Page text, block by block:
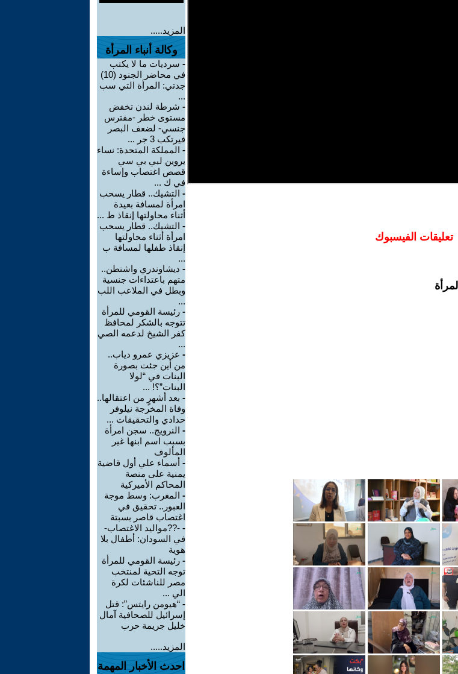
تعليقات الفيسبوك
المزيد.....
وكالة أنباء المرأة
- سرديات ما لا يكتب
في محاضر الجنود (10)
جدتي: المرأة التي سب
...
- شرطة لندن تخفض
مستوى خطر -مفترس
جنسي- لضعف البصر
فيرتكب 3 جر ...
- المملكة المتحدة: نساء
يروين لبي بي سي
قصص اغتصاب وإساءة
في ك ...
- التشيك.. قطار يسحب
امرأة لمسافة بعيدة
أثناء محاولتها إنقاذ ط ...
- التشيك.. قطار يسحب
امرأة أثناء محاولتها
إنقاذ طفلها لمسافة ب
...
- ديشاوندري واشنطن..
متهم باعتداءات جنسية
وبطل في الملاعب اللب
...
- رئيسة القومي للمرأة
تتوجه بالشكر لمحافظ
كفر الشيخ لدعمه الصي
...
- عزيزي عمرو دياب..
من أين جئت بصورة
البنات في “لولا
البنات”؟! ...
- بعد أشهرٍ من اعتقالها..
وفاة المخرجة نيلوفر
حدادي والتحقيقات ...
- النرويج.. سجن امرأة
بسبب اسم ابنها غير
المألوف
- أسماء علي أول قاضية
يمنية على منصة
المحاكم الأميركية
- المغرب: وسط موجة
العبور.. تحقيق في
اغتصاب قاصر بسبتة
- -??مواليد الاغتصاب-
في السودان: أطفال بلا
هوية
- رئيسة القومي للمرأة
توجه التحية لمنتخب
مصر للناشئات لكرة
الي ...
- “هيومن رايتس”: قتل
إسرائيل للصحافية آمال
خليل جريمة حرب
المزيد.....
احدث الأخبار المهمة